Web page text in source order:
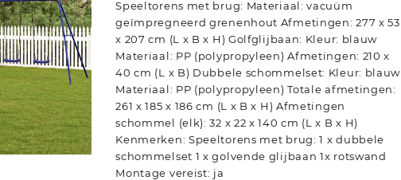
Speeltorens met brug: Materiaal: vacuüm
geïmpregneerd grenenhout Afmetingen: 277 x 53
x 207 cm (L x B x H) Golfglijbaan: Kleur: blauw
Materiaal: PP (polypropyleen) Afmetingen: 210 x
40 cm (L x B) Dubbele schommelset: Kleur: blauw
Materiaal: PP (polypropyleen) Totale afmetingen:
261 x 185 x 186 cm (L x B x H) Afmetingen
schommel (elk): 32 x 22 x 140 cm (L x B x H)
Kenmerken: Speeltorens met brug: 1 x dubbele
schommelset 1 x golvende glijbaan 1x rotswand
Montage vereist: ja